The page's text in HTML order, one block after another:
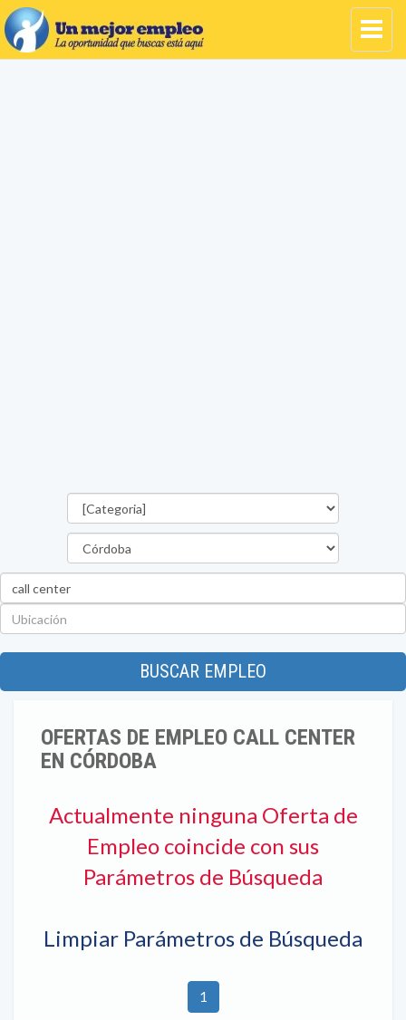
BUSCAR EMPLEO
OFERTAS DE EMPLEO CALL CENTER
EN CÓRDOBA
Actualmente ninguna Oferta de
Empleo coincide con sus
Parámetros de Búsqueda
Limpiar Parámetros de Búsqueda
1